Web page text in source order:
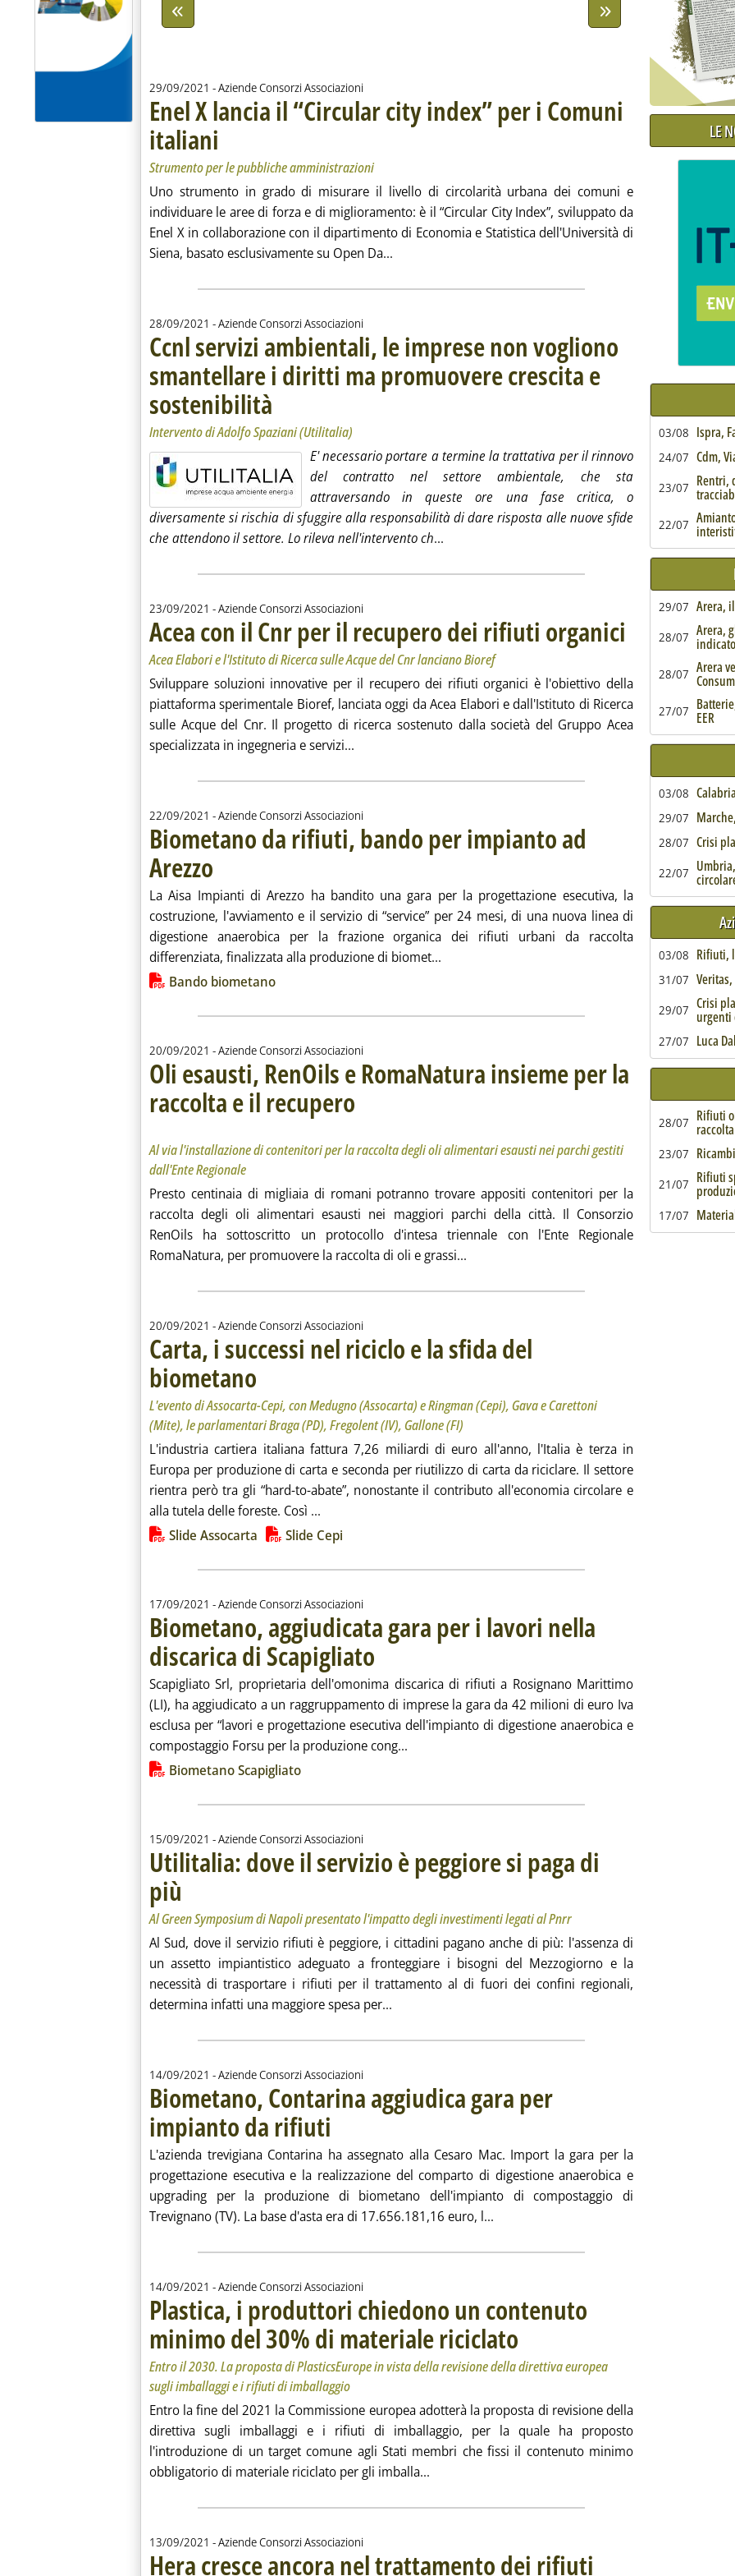
29/09/2021 - Aziende Consorzi Associazioni
Enel X lancia il “Circular city index” per i Comuni
italiani . Sottotitolo: Strumento per le pubbliche amministrazioni
. Pubblicata mercoledì 29 settembre 2021 alle 14.13.
Strumento per le pubbliche amministrazioni
Uno strumento in grado di misurare il livello di circolarità urbana dei comuni e
individuare le aree di forza e di miglioramento: è il “Circular City Index”, sviluppato da
Enel X in collaborazione con il dipartimento di Economia e Statistica dell'Università di
Siena, basato esclusivamente su Open Da... Leggi tutta la notizia: 'Enel X lancia il “Circular city
28/09/2021 - Aziende Consorzi Associazioni
Ccnl servizi ambientali, le imprese non vogliono
smantellare i diritti ma promuovere crescita e
sostenibilità . Sottotitolo: Intervento di Adolfo Spaziani (Utilitalia)
. Pubblicata martedì 28 settembre 2021 alle 11.59.
Intervento di Adolfo Spaziani (Utilitalia)
E' necessario portare a termine la trattativa per il rinnovo
del contratto nel settore ambientale, che sta
attraversando in queste ore una fase critica, o
diversamente si rischia di sfuggire alla responsabilità di dare risposta alle nuove sfide
che attendono il settore. Lo rileva nell'intervento ch... Leggi tutta la notizia: 'Ccnl servizi ambientali,
23/09/2021 - Aziende Consorzi Associazioni
Acea con il Cnr per il recupero dei rifiuti organici . Sottotitolo: Acea Elabori
. Pubblicata giovedì 23
Acea Elabori e l'Istituto di Ricerca sulle Acque del Cnr lanciano Bioref
Sviluppare soluzioni innovative per il recupero dei rifiuti organici è l'obiettivo della
piattaforma sperimentale Bioref, lanciata oggi da Acea Elabori e dall'Istituto di Ricerca
sulle Acque del Cnr. Il progetto di ricerca sostenuto dalla società del Gruppo Acea
specializzata in ingegneria e servizi... Leggi tutta la notizia: 'Acea con il Cnr per il recupero dei rifiuti
22/09/2021 - Aziende Consorzi Associazioni
Biometano da rifiuti, bando per impianto ad
Arezzo
La Aisa Impianti di Arezzo ha bandito una gara per la progettazione esecutiva, la
costruzione, l'avviamento e il servizio di “service” per 24 mesi, di una nuova linea di
digestione anaerobica per la frazione organica dei rifiuti urbani da raccolta
differenziata, finalizzata alla produzione di biomet... Leggi tutta la notizia: 'Biometano da rifiuti,
Lista allegati PDF alla notizia
Bando biometano
20/09/2021 - Aziende Consorzi Associazioni
Oli esausti, RenOils e RomaNatura insieme per la
raccolta e il recupero Al via l'installazione di contenitori per la raccolta degli oli alimentari esausti nei parchi gestiti
Al via l'installazione di contenitori per la raccolta degli oli alimentari esausti nei parchi gestiti
dall'Ente Regionale
Presto centinaia di migliaia di romani potranno trovare appositi contenitori per la
raccolta degli oli alimentari esausti nei maggiori parchi della città. Il Consorzio
RenOils ha sottoscritto un protocollo d'intesa triennale con l'Ente Regionale
RomaNatura, per promuovere la raccolta di oli e grassi...
20/09/2021 - Aziende Consorzi Associazioni
Carta, i successi nel riciclo e la sfida del
biometano
L'evento di Assocarta-Cepi, con Medugno (Assocarta) e Ringman (Cepi), Gava e Carettoni
(Mite), le parlamentari Braga (PD), Fregolent (IV), Gallone (FI)
L'industria cartiera italiana fattura 7,26 miliardi di euro all'anno, l'Italia è terza in
Europa per produzione di carta e seconda per riutilizzo di carta da riciclare. Il settore
rientra però tra gli “hard-to-abate”, nonostante il contributo all'economia circolare e
alla tutela delle foreste. Così ...
Lista allegati PDF alla notizia
Slide Assocarta Slide Cepi
17/09/2021 - Aziende Consorzi Associazioni
Biometano, aggiudicata gara per i lavori nella
discarica di Scapigliato . Pubblicata venerdì 17 settembre 2021 alle 12.12.
Scapigliato Srl, proprietaria dell'omonima discarica di rifiuti a Rosignano Marittimo
(LI), ha aggiudicato a un raggruppamento di imprese la gara da 42 milioni di euro Iva
esclusa per “lavori e progettazione esecutiva dell'impianto di digestione anaerobica e
compostaggio Forsu per la produzione cong...
Lista allegati PDF alla notizia
Biometano Scapigliato
15/09/2021 - Aziende Consorzi Associazioni
Utilitalia: dove il servizio è peggiore si paga di
più . Sottotitolo: Al Green Symposium di Napoli presentato l'impatto degli investimenti legati al Pnrr
Al Green Symposium di Napoli presentato l'impatto degli investimenti legati al Pnrr
Al Sud, dove il servizio rifiuti è peggiore, i cittadini pagano anche di più: l'assenza di
un assetto impiantistico adeguato a fronteggiare i bisogni del Mezzogiorno e la
necessità di trasportare i rifiuti per il trattamento al di fuori dei confini regionali,
determina infatti una maggiore spesa per...
14/09/2021 - Aziende Consorzi Associazioni
Biometano, Contarina aggiudica gara per
impianto da rifiuti . Pubblicata martedì 14 settembre 2021 alle 11.23.
L'azienda trevigiana Contarina ha assegnato alla Cesaro Mac. Import la gara per la
progettazione esecutiva e la realizzazione del comparto di digestione anaerobica e
upgrading per la produzione di biometano dell'impianto di compostaggio di
Trevignano (TV). La base d'asta era di 17.656.181,16 euro, l...
14/09/2021 - Aziende Consorzi Associazioni
Plastica, i produttori chiedono un contenuto
minimo del 30% di materiale riciclato
Entro il 2030. La proposta di PlasticsEurope in vista della revisione della direttiva europea
sugli imballaggi e i rifiuti di imballaggio
Entro la fine del 2021 la Commissione europea adotterà la proposta di revisione della
direttiva sugli imballaggi e i rifiuti di imballaggio, per la quale ha proposto
l'introduzione di un target comune agli Stati membri che fissi il contenuto minimo
obbligatorio di materiale riciclato per gli imballa...
13/09/2021 - Aziende Consorzi Associazioni
Hera cresce ancora nel trattamento dei rifiuti
LE
03/08 Ispra,
24/07 Cdm,
23/07 Rentri,
22/07
29/07 Arera,
28/07 Arera,
28/07 Arera
27/07 EER
03/08
29/07
28/07 Crisi
22/07
03/08 Rifiuti,
31/07
29/07 Crisi
27/07 Luca
28/07 Rifiuti
raccolta
23/07
21/07 Rifiuti
17/07